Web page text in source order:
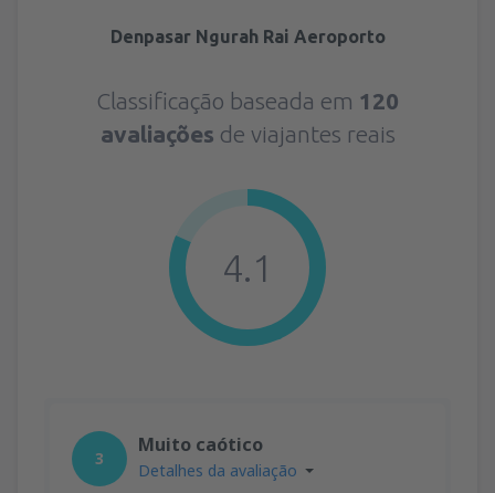
Denpasar Ngurah Rai Aeroporto
Classificação baseada em 120
avaliações de viajantes reais
4.1
3
Muito caótico
Detalhes da avaliação